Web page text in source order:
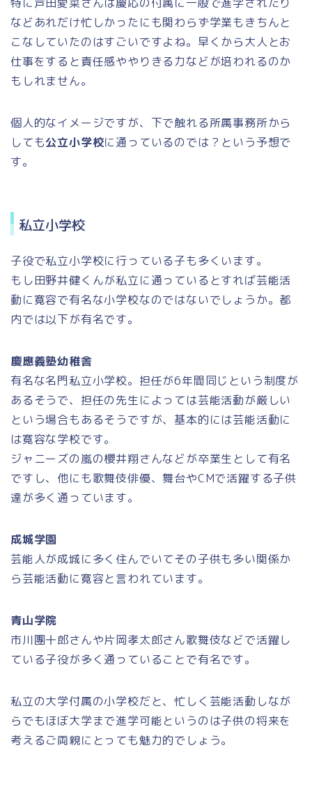
などあれだけ忙しかったにも関わらず学業もきちんと
こなしていたのはすごいですよね。早くから大人とお
仕事をすると責任感ややりきる力などが培われるのか
もしれません。
個人的なイメージですが、下で触れる所属事務所から
しても公立小学校に通っているのでは？という予想で
す。
私立小学校
子役で私立小学校に行っている子も多くいます。
もし田野井健くんが私立に通っているとすれば芸能活
動に寛容で有名な小学校なのではないでしょうか。都
内では以下が有名です。
慶應義塾幼稚舎
有名な名門私立小学校。担任が6年間同じという制度が
あるそうで、担任の先生によっては芸能活動が厳しい
という場合もあるそうですが、基本的には芸能活動に
は寛容な学校です。
ジャニーズの嵐の櫻井翔さんなどが卒業生として有名
ですし、他にも歌舞伎俳優、舞台やCMで活躍する子供
達が多く通っています。
成城学園
芸能人が成城に多く住んでいてその子供も多い関係か
ら芸能活動に寛容と言われています。
青山学院
市川團十郎さんや片岡孝太郎さん歌舞伎などで活躍し
ている子役が多く通っていることで有名です。
私立の大学付属の小学校だと、忙しく芸能活動しなが
らでもほぼ大学まで進学可能というのは子供の将来を
考えるご両親にとっても魅力的でしょう。